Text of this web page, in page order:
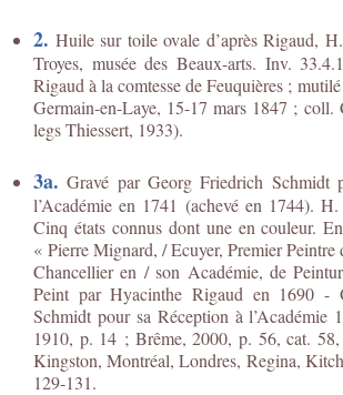
2. Huile sur toile ovale d’après Rigaud,
Troyes, musée des Beaux-arts. Inv.
Rigaud à la comtesse de Feuquières ;
Germain-en-Laye, 15-17 mars 1847 ; coll.
legs Thiessert, 1933).
3a. Gravé par Georg Friedrich Schmidt
l’Académie en 1741 (achevé en 1744).
Cinq états connus dont une en couleur.
« Pierre Mignard, / Ecuyer, Premier
Chancellier en / son Académie, de
Peint par Hyacinthe Rigaud en 1690 -
Schmidt pour sa Réception à l’Académie
1910, p. 14 ; Brême, 2000, p. 56, cat.
Kingston, Montréal, Londres, Regina,
129-131.